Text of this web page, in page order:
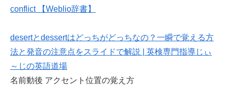
conflict 【Weblio辞書】
desertとdessertはどっちがどっちなの？一瞬で覚える方
法と発音の注意点をスライドで解説 | 英検専門指導じぃ
～じの英語道場
名前動後 アクセント位置の覚え方